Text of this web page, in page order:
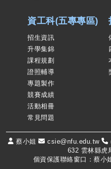
資工科(五專專區)
招生資訊
升學集錦
課程規劃
證照輔導
專題製作
競賽成績
活動相冊
常見問題
蔡小姐 csie@nfu.edu.tw
632 雲林縣虎
個資保護聯絡窗口：蔡小